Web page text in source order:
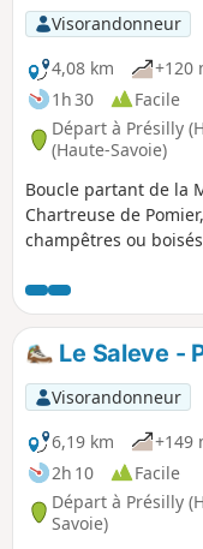
Visorandonneur
4,08 km
+120
1h 30
Facile
Départ à Présilly
(Haute-Savoie)
Boucle partant de la
Chartreuse de
champêtres ou
Le Saleve -
Visorandonneur
6,19 km
+149
2h 10
Facile
Départ à Présilly
Savoie)